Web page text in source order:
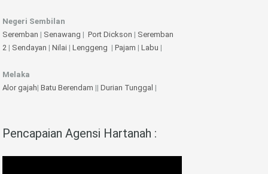
Negeri Sembilan
Seremban | Senawang | Port Dickson | Seremban
2 | Sendayan | Nilai | Lenggeng | Pajam | Labu |
Melaka
Alor gajah| Batu Berendam || Durian Tunggal |
Pencapaian Agensi Hartanah :